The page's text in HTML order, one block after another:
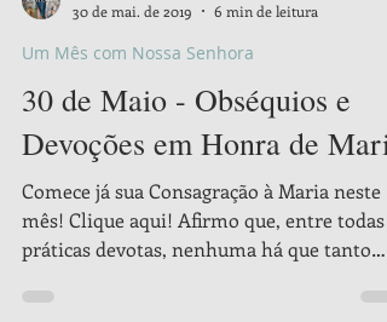
Apostoli Christi
30 de mai. de 2019
6 min de leitura
Um Mês com Nossa Senhora
30 de Maio - Obséquios e
Devoções em Honra de Maria